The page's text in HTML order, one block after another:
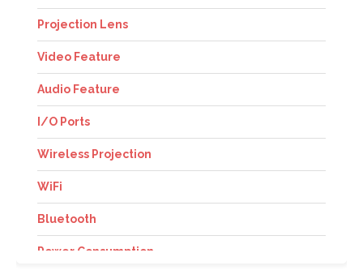
Projection Lens
Video Feature
Audio Feature
I/O Ports
Wireless Projection
WiFi
Bluetooth
Power Consumption